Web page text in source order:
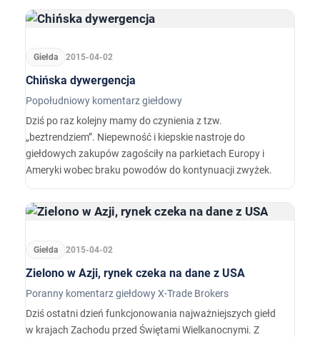
Giełda 2015-04-02
Chińska dywergencja
Popołudniowy komentarz giełdowy
Dziś po raz kolejny mamy do czynienia z tzw.
„beztrendziem”. Niepewność i kiepskie nastroje do
giełdowych zakupów zagościły na parkietach Europy i
Ameryki wobec braku powodów do kontynuacji zwyżek.
Giełda 2015-04-02
Zielono w Azji, rynek czeka na dane z USA
Poranny komentarz giełdowy X-Trade Brokers
Dziś ostatni dzień funkcjonowania najważniejszych giełd
w krajach Zachodu przed Świętami Wielkanocnymi. Z